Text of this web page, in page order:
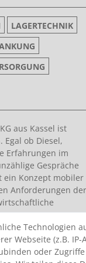
LAGERTECHNIK
aus Kassel ist
Egal ob Diesel,
Erfahrungen im
Gespräche
ein Konzept mobiler
Anforderungen der
Technologien
Webseite (z.B.
oder